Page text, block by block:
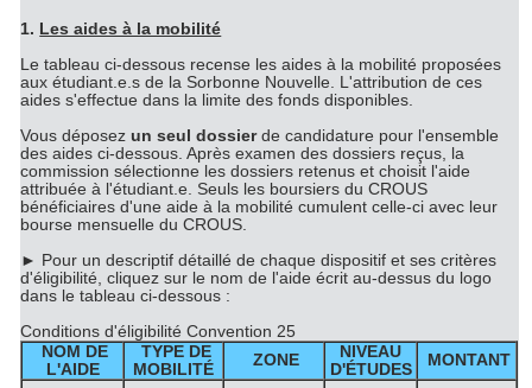
1. Les aides à la mobilité
Le tableau ci-dessous recense les aides à la mobilité proposées
aux étudiant.e.s de la Sorbonne Nouvelle. L'attribution de ces
aides s'effectue dans la limite des fonds disponibles.
Vous déposez un seul dossierde candidature pour l'ensemble
des aides ci-dessous. Après examen des dossiers reçus, la
commission sélectionne les dossiers retenus et choisit l'aide
attribuée à l'étudiant.e. Seuls les boursiers du CROUS
bénéficiaires d'une aide à la mobilité cumulent celle-ci avec leur
bourse mensuelle du CROUS.
► Pour un descriptif détaillé de chaque dispositif et ses critères
d'éligibilité, cliquez sur le nom de l'aide écrit au-dessus du logo
dans le tableau ci-dessous :
Conditions d'éligibilité Convention 25
NOM DE
L'AIDE
TYPE DE
MOBILITÉ
ZONE
NIVEAU
D'ÉTUDES
MONTANT